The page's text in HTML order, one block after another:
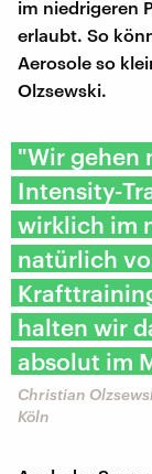
im niedrigeren
erlaubt. So
Aerosole so
Olzsewski.
"Wir gehen
Intensity-
wirklich im
natürlich
halten wir
absolut im
Christian
Köln